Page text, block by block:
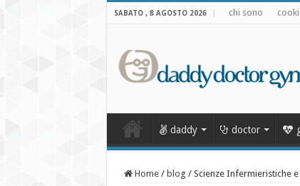
SABATO , 8 AGOSTO 2026 chi sono
daddy doctor
Home / blog / Scienze Infermieristiche